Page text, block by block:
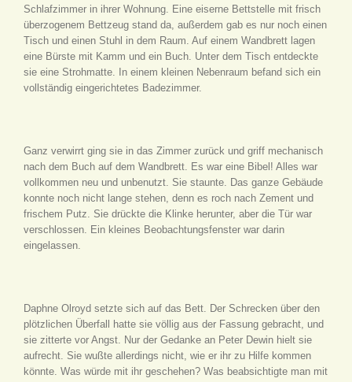
Schlafzimmer in ihrer Wohnung. Eine eiserne Bettstelle mit frisch
überzogenem Bettzeug stand da, außerdem gab es nur noch einen
Tisch und einen Stuhl in dem Raum. Auf einem Wandbrett lagen
eine Bürste mit Kamm und ein Buch. Unter dem Tisch entdeckte
sie eine Strohmatte. In einem kleinen Nebenraum befand sich ein
vollständig eingerichtetes Badezimmer.
Ganz verwirrt ging sie in das Zimmer zurück und griff mechanisch
nach dem Buch auf dem Wandbrett. Es war eine Bibel! Alles war
vollkommen neu und unbenutzt. Sie staunte. Das ganze Gebäude
konnte noch nicht lange stehen, denn es roch nach Zement und
frischem Putz. Sie drückte die Klinke herunter, aber die Tür war
verschlossen. Ein kleines Beobachtungsfenster war darin
eingelassen.
Daphne Olroyd setzte sich auf das Bett. Der Schrecken über den
plötzlichen Überfall hatte sie völlig aus der Fassung gebracht, und
sie zitterte vor Angst. Nur der Gedanke an Peter Dewin hielt sie
aufrecht. Sie wußte allerdings nicht, wie er ihr zu Hilfe kommen
könnte. Was würde mit ihr geschehen? Was beabsichtigte man mit